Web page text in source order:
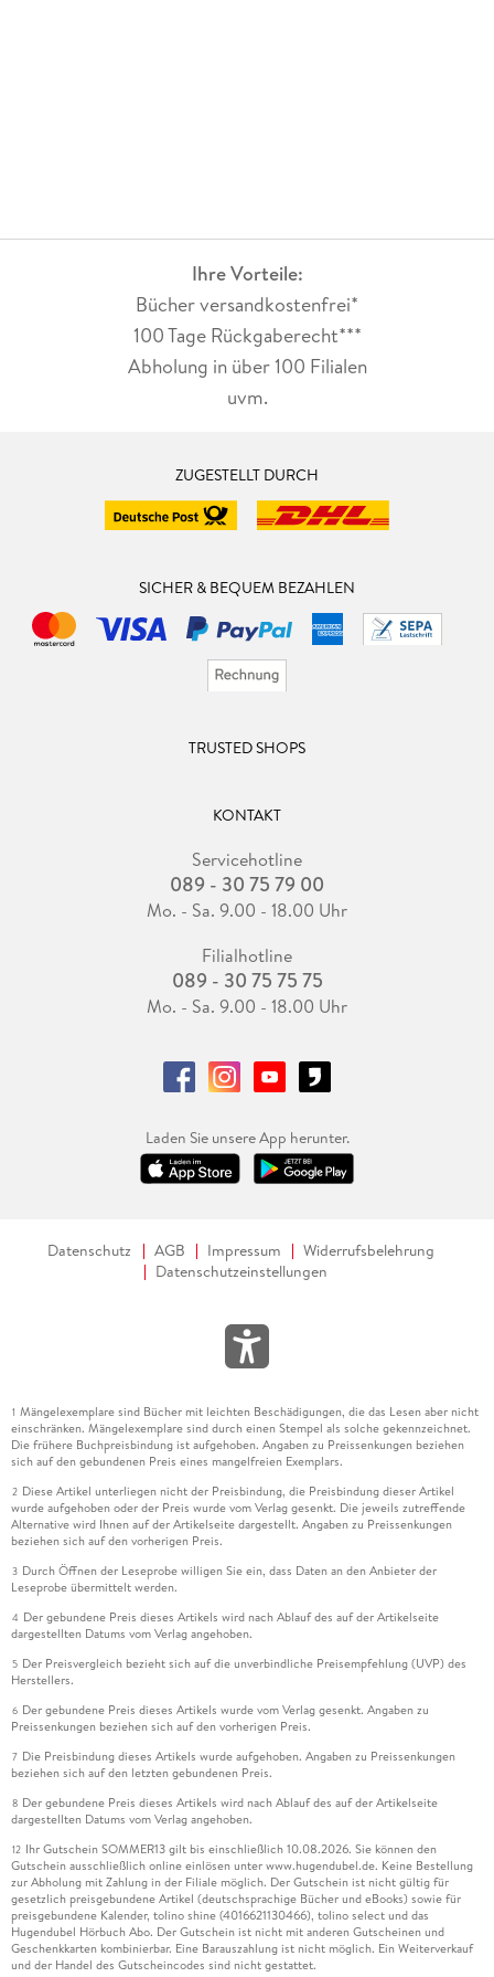
Ihre Vorteile:
Bücher versandkostenfrei*
100 Tage Rückgaberecht***
Abholung in über 100 Filialen
uvm.
ZUGESTELLT DURCH
SICHER & BEQUEM BEZAHLEN
TRUSTED SHOPS
KONTAKT
Servicehotline
089 - 30 75 79 00
Mo. - Sa. 9.00 - 18.00 Uhr
Filialhotline
089 - 30 75 75 75
Mo. - Sa. 9.00 - 18.00 Uhr
Laden Sie unsere App herunter.
Datenschutz AGB Impressum
Widerrufsbelehrung
Datenschutzeinstellungen
1 Mängelexemplare sind Bücher mit leichten Beschädigungen, die das Lesen aber nicht
einschränken. Mängelexemplare sind durch einen Stempel als solche gekennzeichnet.
Die frühere Buchpreisbindung ist aufgehoben. Angaben zu Preissenkungen beziehen
sich auf den gebundenen Preis eines mangelfreien Exemplars.
2 Diese Artikel unterliegen nicht der Preisbindung, die Preisbindung dieser Artikel
wurde aufgehoben oder der Preis wurde vom Verlag gesenkt. Die jeweils zutreffende
Alternative wird Ihnen auf der Artikelseite dargestellt. Angaben zu Preissenkungen
beziehen sich auf den vorherigen Preis.
3 Durch Öffnen der Leseprobe willigen Sie ein, dass Daten an den Anbieter der
Leseprobe übermittelt werden.
4 Der gebundene Preis dieses Artikels wird nach Ablauf des auf der Artikelseite
dargestellten Datums vom Verlag angehoben.
5 Der Preisvergleich bezieht sich auf die unverbindliche Preisempfehlung (UVP) des
Herstellers.
6 Der gebundene Preis dieses Artikels wurde vom Verlag gesenkt. Angaben zu
Preissenkungen beziehen sich auf den vorherigen Preis.
7 Die Preisbindung dieses Artikels wurde aufgehoben. Angaben zu Preissenkungen
beziehen sich auf den letzten gebundenen Preis.
8 Der gebundene Preis dieses Artikels wird nach Ablauf des auf der Artikelseite
dargestellten Datums vom Verlag angehoben.
12 Ihr Gutschein SOMMER13 gilt bis einschließlich 10.08.2026. Sie können den
Gutschein ausschließlich online einlösen unter www.hugendubel.de. Keine Bestellung
zur Abholung mit Zahlung in der Filiale möglich. Der Gutschein ist nicht gültig für
gesetzlich preisgebundene Artikel (deutschsprachige Bücher und eBooks) sowie für
preisgebundene Kalender, tolino shine (4016621130466), tolino select und das
Hugendubel Hörbuch Abo. Der Gutschein ist nicht mit anderen Gutscheinen und
Geschenkkarten kombinierbar. Eine Barauszahlung ist nicht möglich. Ein Weiterverkauf
und der Handel des Gutscheincodes sind nicht gestattet.